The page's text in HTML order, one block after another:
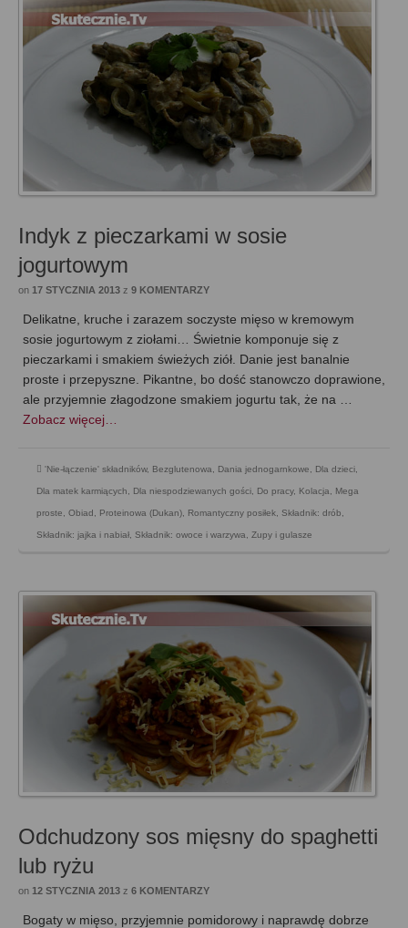
Indyk z pieczarkami w sosie
jogurtowym
on 17 STYCZNIA 2013 z 9 KOMENTARZY
Delikatne, kruche i zarazem soczyste mięso w kremowym
sosie jogurtowym z ziołami… Świetnie komponuje się z
pieczarkami i smakiem świeżych ziół. Danie jest banalnie
proste i przepyszne. Pikantne, bo dość stanowczo doprawione,
ale przyjemnie złagodzone smakiem jogurtu tak, że na …
Zobacz więcej…
'Nie-łączenie' składników, Bezglutenowa, Dania jednogarnkowe, Dla dzieci,
Dla matek karmiących, Dla niespodziewanych gości, Do pracy, Kolacja, Mega
proste, Obiad , Proteinowa (Dukan), Romantyczny posiłek, Składnik: drób,
Składnik: jajka i nabiał, Składnik: owoce i warzywa, Zupy i gulasze
Odchudzony sos mięsny do spaghetti
lub ryżu
on 12 STYCZNIA 2013 z 6 KOMENTARZY
Bogaty w mięso, przyjemnie pomidorowy i naprawdę dobrze